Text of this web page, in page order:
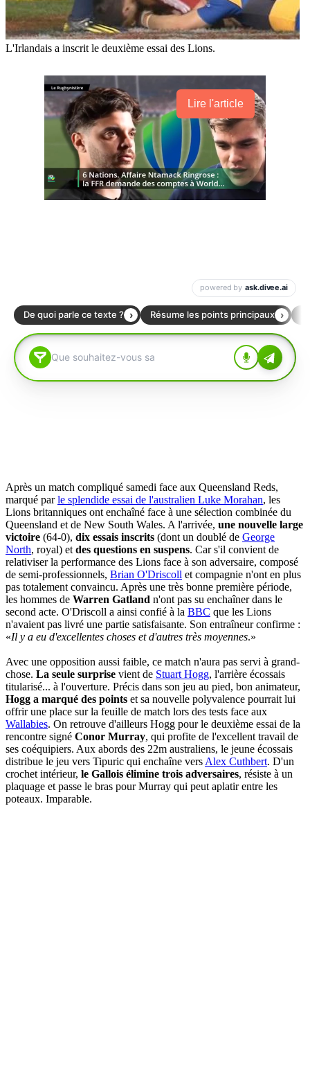
L'Irlandais a inscrit le deuxième essai des Lions.
Lire l'article
Après un match compliqué samedi face aux Queensland Reds,
marqué parle splendide essai de l'australien Luke Morahan, les
Lions britanniques ont enchaîné face à une sélection combinée du
Queensland et de New South Wales. A l'arrivée, une nouvelle large
victoire (64-0), dix essais inscrits (dont un doublé de George
North, royal) et des questions en suspens. Car s'il convient de
relativiser la performance des Lions face à son adversaire, composé
de semi-professionnels, Brian O'Driscoll et compagnie n'ont en plus
pas totalement convaincu. Après une très bonne première période,
les hommes de Warren Gatland n'ont pas su enchaîner dans le
second acte. O'Driscoll a ainsi confié à la BBC que les Lions
n'avaient pas livré une partie satisfaisante. Son entraîneur confirme :
«Il y a eu d'excellentes choses et d'autres très moyennes.»
Avec une opposition aussi faible, ce match n'aura pas servi à grand-
chose. La seule surprise vient de Stuart Hogg, l'arrière écossais
titularisé... à l'ouverture. Précis dans son jeu au pied, bon animateur,
Hogg a marqué des points et sa nouvelle polyvalence pourrait lui
offrir une place sur la feuille de match lors des tests face aux
Wallabies. On retrouve d'ailleurs Hogg pour le deuxième essai de la
rencontre signé Conor Murray, qui profite de l'excellent travail de
ses coéquipiers. Aux abords des 22m australiens, le jeune écossais
distribue le jeu vers Tipuric qui enchaîne vers Alex Cuthbert. D'un
crochet intérieur, le Gallois élimine trois adversaires, résiste à un
plaquage et passe le bras pour Murray qui peut aplatir entre les
poteaux. Imparable.